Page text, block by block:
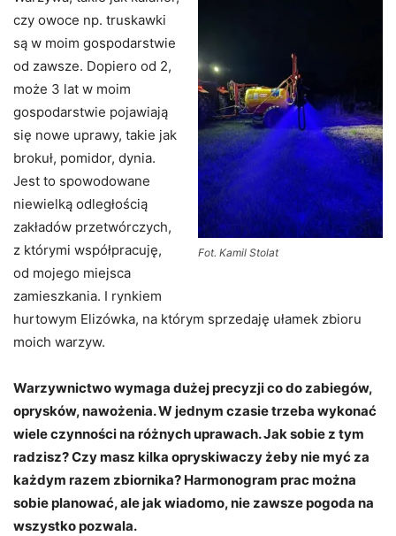
Fot. Kamil Stolat
czy owoce np. truskawki
są w moim gospodarstwie
od zawsze. Dopiero od 2,
może 3 lat w moim
gospodarstwie pojawiają
się nowe uprawy, takie jak
brokuł, pomidor, dynia.
Jest to spowodowane
niewielką odległością
zakładów przetwórczych,
z którymi współpracuję,
od mojego miejsca
zamieszkania. I rynkiem
hurtowym Elizówka, na którym sprzedaję ułamek zbioru
moich warzyw.
Warzywnictwo wymaga dużej precyzji co do zabiegów,
oprysków, nawożenia. W jednym czasie trzeba wykonać
wiele czynności na różnych uprawach. Jak sobie z tym
radzisz? Czy masz kilka opryskiwaczy żeby nie myć za
każdym razem zbiornika? Harmonogram prac można
sobie planować, ale jak wiadomo, nie zawsze pogoda na
wszystko pozwala.